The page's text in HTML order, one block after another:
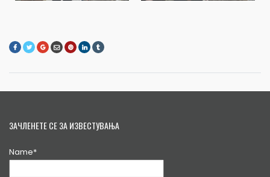
ЗАЧЛЕНЕТЕ СЕ ЗА ИЗВЕСТУВАЊА
Name*